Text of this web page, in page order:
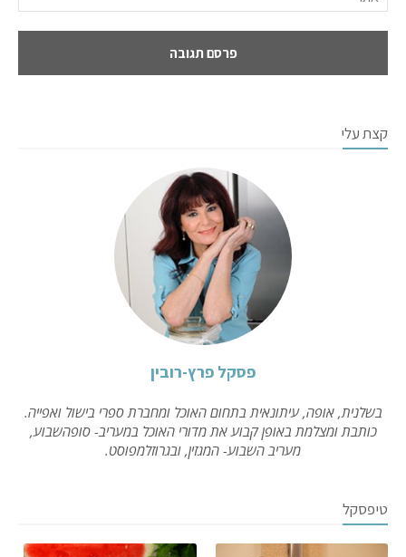
קצת עלי
פסקל פרץ-רובין
בשלנית, אופה, עיתונאית בתחום האוכל ומחברת ספרי בישול ואפייה.
כותבת ומצלמת באופן קבוע את מדורי האוכל במעריב- סופהשבוע,
מעריב השבוע- המגזין, ובגרוזלמפוסט.
טיפסקל